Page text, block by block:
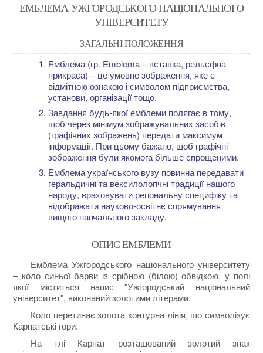
ЕМБЛЕМА УЖГОРОДСЬКОГО НАЦІОНАЛЬНОГО
УНІВЕРСИТЕТУ
ЗАГАЛЬНІ ПОЛОЖЕННЯ
Емблема (гр. Emblema – вставка, рельєфна
прикраса) – це умовне зображення, яке є
відмітною ознакою і символом підприємства,
установи, організації тощо.
Завдання будь-якої емблеми полягає в тому,
щоб через мінімум зображувальних засобів
(графічних зображень) передати максимум
інформації. При цьому бажано, щоб графічні
зображення були якомога більше спрощеними.
Емблема українського вузу повинна передавати
геральдичні та вексилологічні традиції нашого
народу, враховувати регіональну специфіку та
відображати науково-освітнє спрямування
вищого навчального закладу.
ОПИС ЕМБЛЕМИ
Емблема Ужгородського національного університету
– коло синьої барви із срібною (білою) обвідкою, у полі
якої міститься напис "Ужгородський національний
університет", виконаний золотими літерами.
Коло перетинає золота контурна лінія, що символізує
Карпатські гори.
На тлі Карпат розташований золотий знак